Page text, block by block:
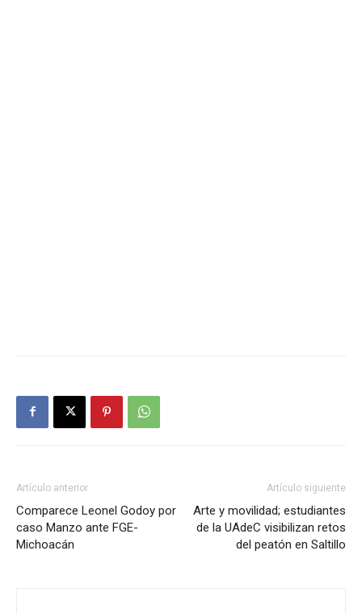
Artículo anterior
Comparece Leonel Godoy por
caso Manzo ante FGE-
Michoacán
Artículo siguiente
Arte y movilidad; estudiantes
de la UAdeC visibilizan retos
del peatón en Saltillo